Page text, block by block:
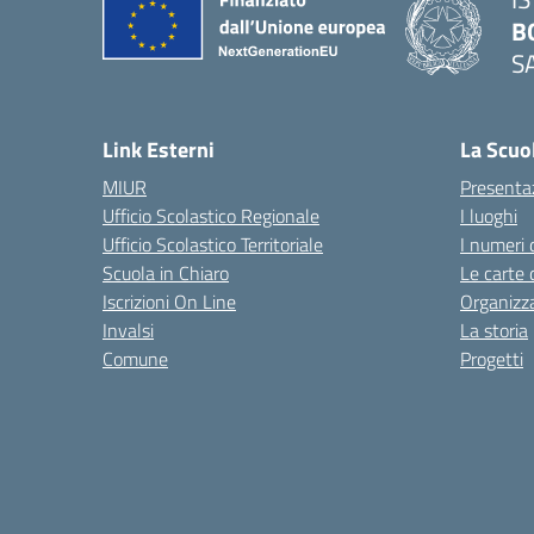
Link Esterni
MIUR
Ufficio Scolastico Regionale
Ufficio Scolastico Territoriale
Scuola in Chiaro
Iscrizioni On Line
Invalsi
Comune
La
I luoghi
I numeri
Le carte
La storia
Progetti